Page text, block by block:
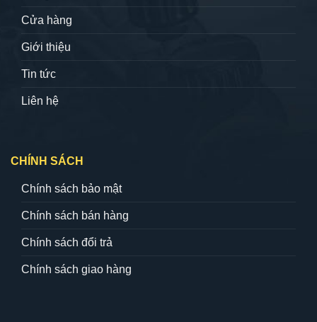
Cửa hàng
Giới thiệu
Tin tức
Liên hệ
CHÍNH SÁCH
Chính sách bảo mật
Chính sách bán hàng
Chính sách đổi trả
Chính sách giao hàng